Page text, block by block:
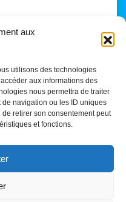
aux
utilisons des technologies
aux informations des
nous permettra de traiter
navigation ou les ID uniques
retirer son consentement peut
et fonctions.